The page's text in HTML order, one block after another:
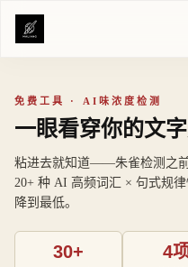
免费工具 · AI味浓度检测
一眼看穿你的文
粘进去就知道——朱雀检测之前
20+ 种 AI 高频词汇 × 句式规
降到最低。
30+ 4